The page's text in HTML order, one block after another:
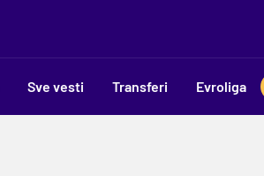
Sve vesti Transferi Evroliga